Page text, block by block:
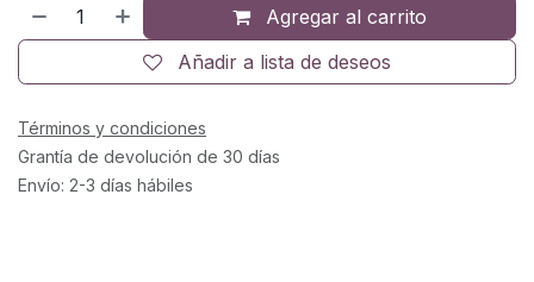
Agregar al carrito
Añadir a lista de deseos
Términos y condiciones
Grantía de devolución de 30 días
Envío: 2-3 días hábiles